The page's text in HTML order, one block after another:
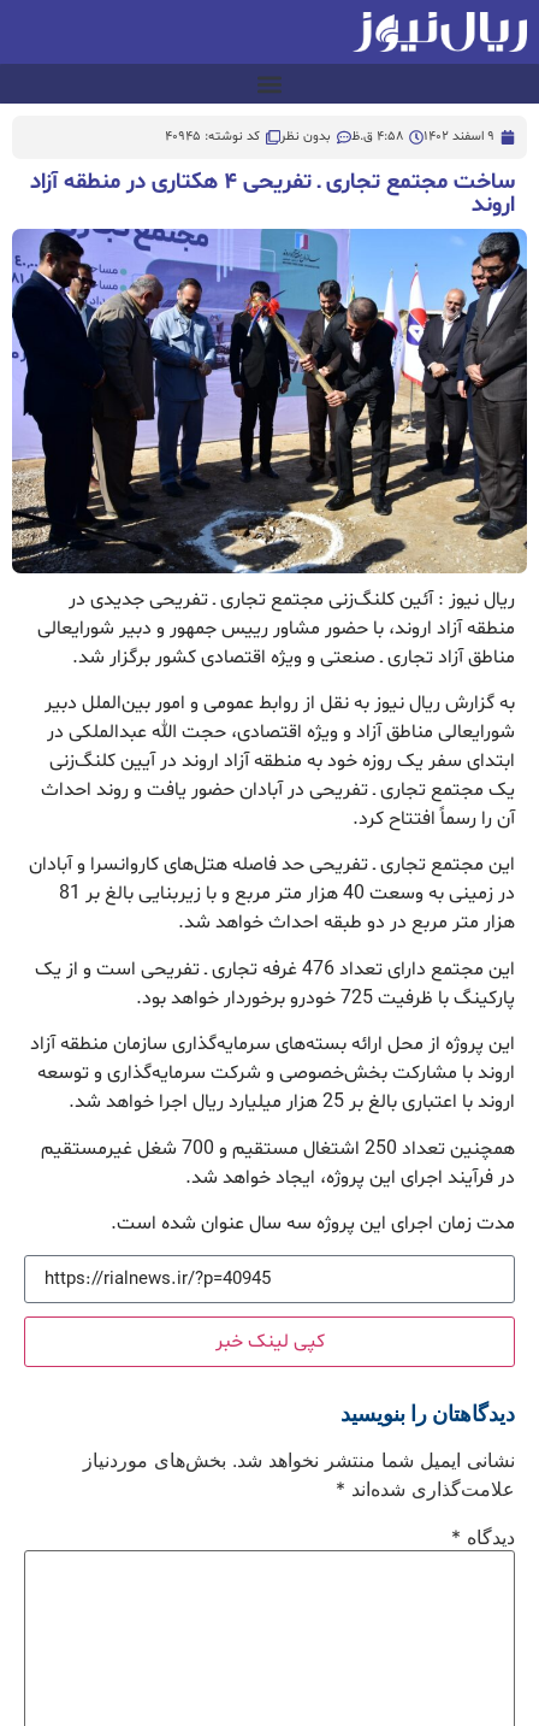
9 اسفند 1402 4:58 ق.ظ بدون نظر کد نوشته: 40945
ساخت مجتمع تجاری ـ تفریحی ۴ هکتاری در منطقه آزاد
اروند
ریال نیوز : آئین کلنگ‌زنی مجتمع تجاری ـ تفریحی جدیدی در
منطقه آزاد اروند، با حضور مشاور رییس جمهور و دبیر شورایعالی
مناطق آزاد تجاری ـ صنعتی و ویژه اقتصادی کشور برگزار شد.
به گزارش ریال نیوز به نقل از روابط عمومی و امور بین‌الملل دبیر
شورایعالی مناطق آزاد و ویژه اقتصادی، حجت الله عبدالملکی در
ابتدای سفر یک روزه خود به منطقه آزاد اروند در آیین کلنگ‌زنی
یک مجتمع تجاری ـ تفریحی در آبادان حضور یافت و روند احداث
آن را رسماً افتتاح کرد.
این مجتمع تجاری ـ تفریحی حد فاصله هتل‌های کاروانسرا و آبادان
در زمینی به وسعت 40 هزار متر مربع و با زیربنایی بالغ بر 81
هزار متر مربع در دو طبقه احداث خواهد شد.
این مجتمع دارای تعداد 476 غرفه تجاری ـ تفریحی است و از یک
پارکینگ با ظرفیت 725 خودرو برخوردار خواهد بود.
این پروژه از محل ارائه بسته‌های سرمایه‌گذاری سازمان منطقه آزاد
اروند با مشارکت بخش‌خصوصی و شرکت سرمایه‌گذاری و توسعه
اروند با اعتباری بالغ بر 25 هزار میلیارد ریال اجرا خواهد شد.
همچنین تعداد 250 اشتغال مستقیم و 700 شغل غیرمستقیم
در فرآیند اجرای این پروژه، ایجاد خواهد شد.
مدت زمان اجرای این پروژه سه سال عنوان شده است.
کپی لینک خبر
دیدگاهتان را بنویسید
نشانی ایمیل شما منتشر نخواهد شد. بخش‌های موردنیاز
علامت‌گذاری شده‌اند *
دیدگاه *